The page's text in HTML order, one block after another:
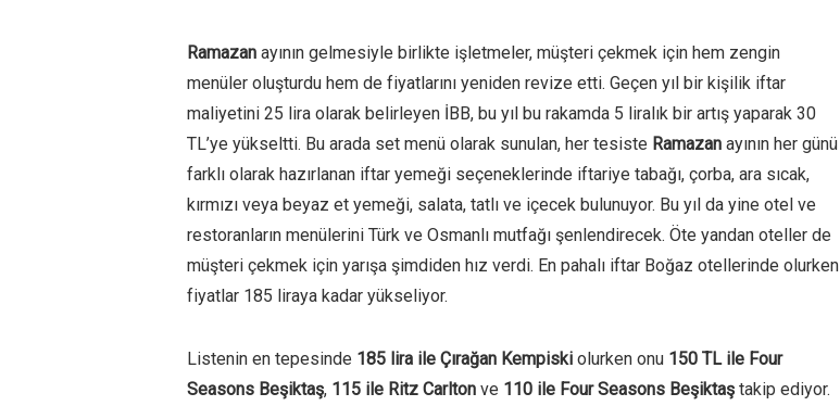
Ramazan ayının gelmesiyle birlikte işletmeler, müşteri çekmek için hem zengin
menüler oluşturdu hem de fiyatlarını yeniden revize etti. Geçen yıl bir kişilik iftar
maliyetini 25 lira olarak belirleyen İBB, bu yıl bu rakamda 5 liralık bir artış yaparak 30
TL’ye yükseltti. Bu arada set menü olarak sunulan, her tesiste Ramazan ayının her günü
farklı olarak hazırlanan iftar yemeği seçeneklerinde iftariye tabağı, çorba, ara sıcak,
kırmızı veya beyaz et yemeği, salata, tatlı ve içecek bulunuyor. Bu yıl da yine otel ve
restoranların menülerini Türk ve Osmanlı mutfağı şenlendirecek. Öte yandan oteller de
müşteri çekmek için yarışa şimdiden hız verdi. En pahalı iftar Boğaz otellerinde olurken
fiyatlar 185 liraya kadar yükseliyor.
Listenin en tepesinde 185 lira ile Çırağan Kempiski olurken onu 150 TL ile Four
Seasons Beşiktaş, 115 ile Ritz Carlton ve 110 ile Four Seasons Beşiktaş takip ediyor.